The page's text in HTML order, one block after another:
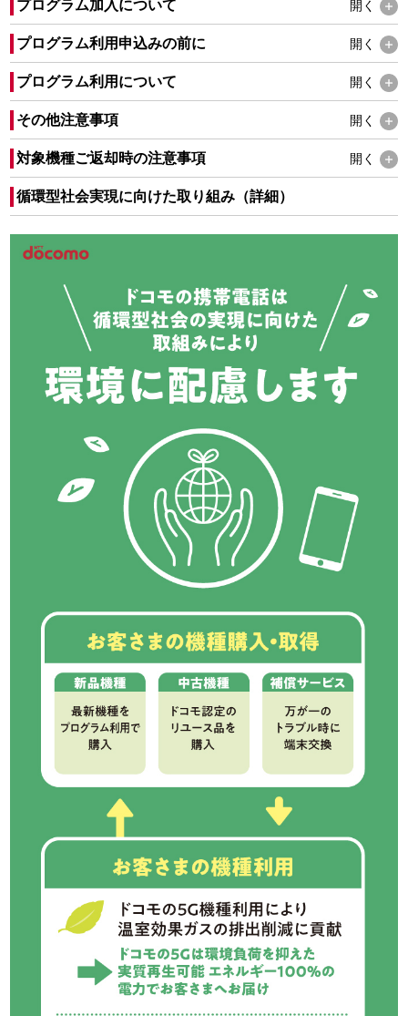
プログラム加入について 開く
プログラム利用申込みの前に 開く
プログラム利用について 開く
その他注意事項 開く
対象機種ご返却時の注意事項 開く
循環型社会実現に向けた取り組み（詳細）